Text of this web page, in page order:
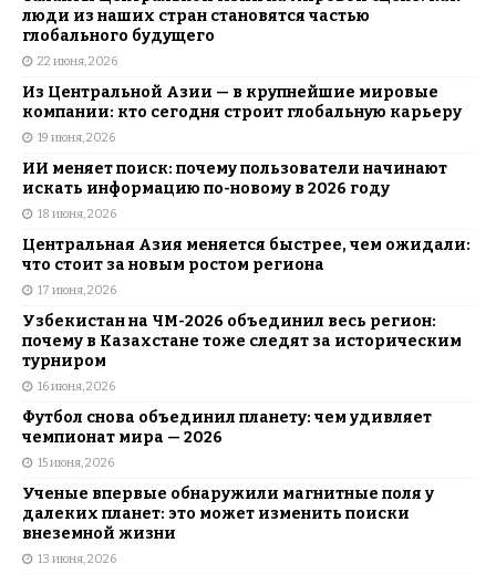
люди из наших стран становятся частью
глобального будущего
22 июня, 2026
Из Центральной Азии — в крупнейшие мировые
компании: кто сегодня строит глобальную карьеру
19 июня, 2026
ИИ меняет поиск: почему пользователи начинают
искать информацию по-новому в 2026 году
18 июня, 2026
Центральная Азия меняется быстрее, чем ожидали:
что стоит за новым ростом региона
17 июня, 2026
Узбекистан на ЧМ-2026 объединил весь регион:
почему в Казахстане тоже следят за историческим
турниром
16 июня, 2026
Футбол снова объединил планету: чем удивляет
чемпионат мира — 2026
15 июня, 2026
Ученые впервые обнаружили магнитные поля у
далеких планет: это может изменить поиски
внеземной жизни
13 июня, 2026